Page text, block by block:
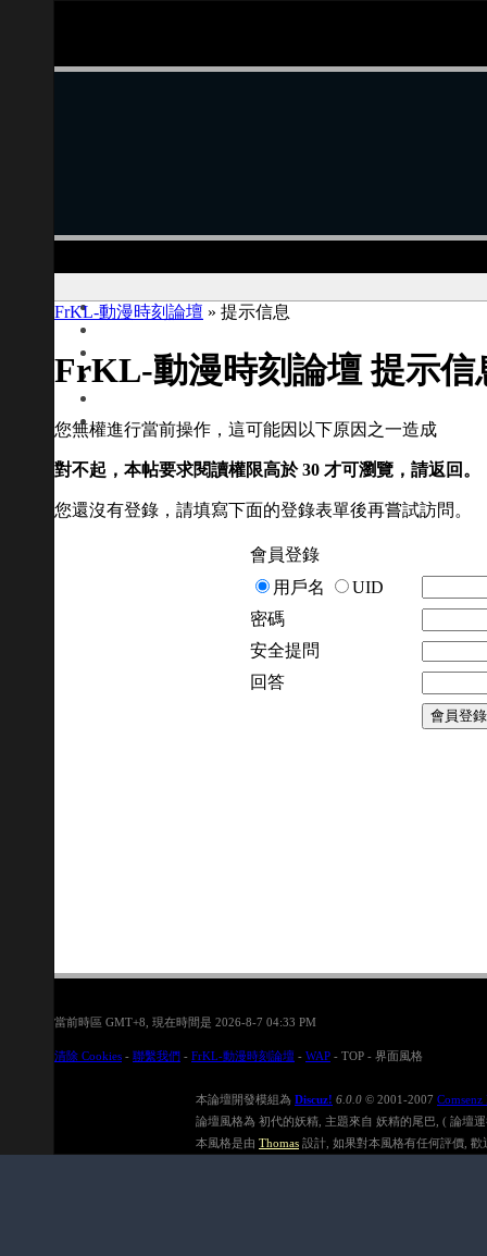
FrKL-動漫時刻論壇 » 提示信息
FrKL-動漫時刻論壇 提示信
您無權進行當前操作，這可能因以下原因之一造成
對不起，本帖要求閱讀權限高於 30 才可瀏覽，請返回。
您還沒有登錄，請填寫下面的登錄表單後再嘗試訪問。
會員登錄
用戶名
UID
密碼
安全提問
回答
會員登錄
當前時區 GMT+8, 現在時間是 2026-8-7 04:33 PM
清除 Cookies - 聯繫我們 - FrKL-動漫時刻論壇 - WAP - TOP - 界面風格
本論壇開發模組為 Discuz! 6.0.0 © 2001-2007 Comsenz
論壇風格為 初代的妖精, 主題來自 妖精的尾巴, ( 論壇
本風格是由 Thomas 設計, 如果對本風格有任何評價,